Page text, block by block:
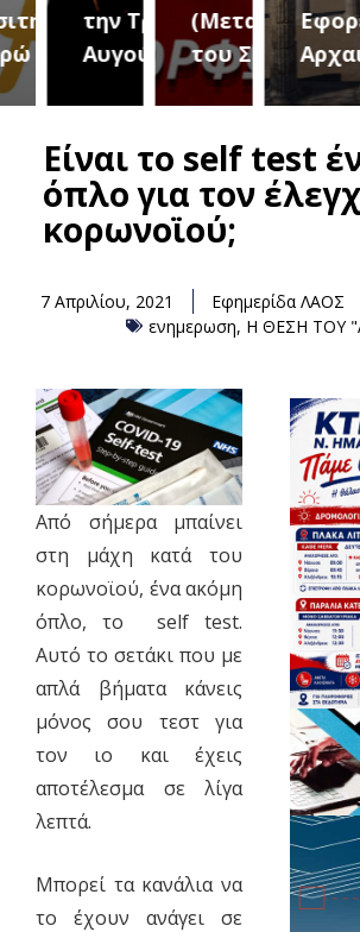
2 την Τρίτη 18
Αυγούστου
(Μεταμόρφωση
του Σωτήρος)
Εφορεία
Είναι το self test
όπλο για τον
κορωνοϊού;
7 Απριλίου, 2021 Εφημερίδα ΛΑΟΣ
ενημερωση, Η ΘΕΣΗ ΤΟΥ
Από σήμερα μπαίνει
στη μάχη κατά του
κορωνοϊού, ένα ακόμη
όπλο, το self test.
Αυτό το σετάκι που με
απλά βήματα κάνεις
μόνος σου τεστ για
τον ιο και έχεις
αποτέλεσμα σε λίγα
λεπτά.
Μπορεί τα κανάλια να
το έχουν ανάγει σε